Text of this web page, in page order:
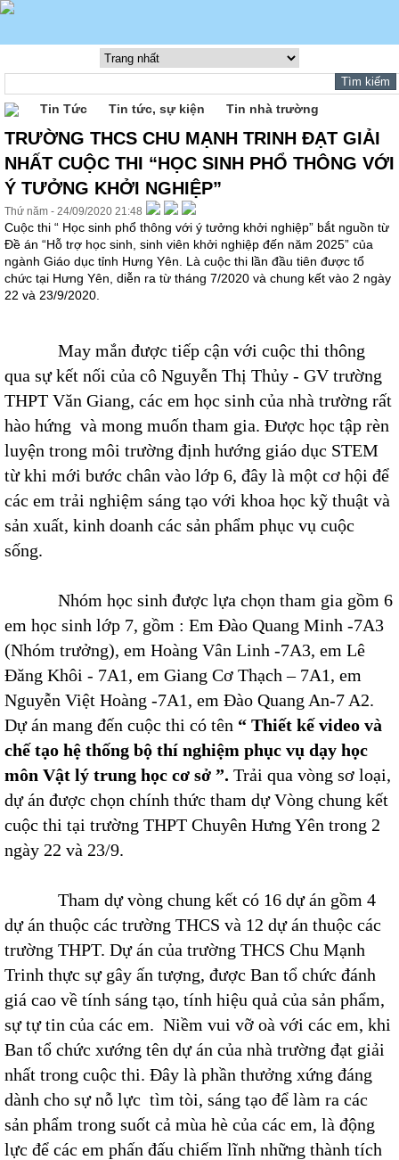
Tin Tức Tin tức, sự kiện Tin nhà trường
TRƯỜNG THCS CHU MẠNH TRINH ĐẠT GIẢI
NHẤT CUỘC THI “HỌC SINH PHỔ THÔNG VỚI
Ý TƯỞNG KHỞI NGHIỆP”
Thứ năm - 24/09/2020 21:48
Cuộc thi “ Học sinh phổ thông với ý tưởng khởi nghiệp” bắt nguồn từ
Đề án “Hỗ trợ học sinh, sinh viên khởi nghiệp đến năm 2025” của
ngành Giáo dục tỉnh Hưng Yên. Là cuộc thi lần đầu tiên được tổ
chức tại Hưng Yên, diễn ra từ tháng 7/2020 và chung kết vào 2 ngày
22 và 23/9/2020.
May mắn được tiếp cận với cuộc thi thông
qua sự kết nối của cô Nguyễn Thị Thủy - GV trường
THPT Văn Giang, các em học sinh của nhà trường rất
hào hứng và mong muốn tham gia. Được học tập rèn
luyện trong môi trường định hướng giáo dục STEM
từ khi mới bước chân vào lớp 6, đây là một cơ hội để
các em trải nghiệm sáng tạo với khoa học kỹ thuật và
sản xuất, kinh doanh các sản phẩm phục vụ cuộc
sống.
Nhóm học sinh được lựa chọn tham gia gồm 6
em học sinh lớp 7, gồm : Em Đào Quang Minh -7A3
(Nhóm trưởng), em Hoàng Vân Linh -7A3, em Lê
Đăng Khôi - 7A1, em Giang Cơ Thạch – 7A1, em
Nguyễn Việt Hoàng -7A1, em Đào Quang An-7 A2.
Dự án mang đến cuộc thi có tên “ Thiết kế video và
chế tạo hệ thống bộ thí nghiệm phục vụ dạy học
môn Vật lý trung học cơ sở ”. Trải qua vòng sơ loại,
dự án được chọn chính thức tham dự Vòng chung kết
cuộc thi tại trường THPT Chuyên Hưng Yên trong 2
ngày 22 và 23/9.
Tham dự vòng chung kết có 16 dự án gồm 4
dự án thuộc các trường THCS và 12 dự án thuộc các
trường THPT. Dự án của trường THCS Chu Mạnh
Trinh thực sự gây ấn tượng, được Ban tổ chức đánh
giá cao về tính sáng tạo, tính hiệu quả của sản phẩm,
sự tự tin của các em. Niềm vui vỡ oà với các em, khi
Ban tổ chức xướng tên dự án của nhà trường đạt giải
nhất trong cuộc thi. Đây là phần thưởng xứng đáng
dành cho sự nỗ lực tìm tòi, sáng tạo để làm ra các
sản phẩm trong suốt cả mùa hè của các em, là động
lực để các em phấn đấu chiếm lĩnh những thành tích